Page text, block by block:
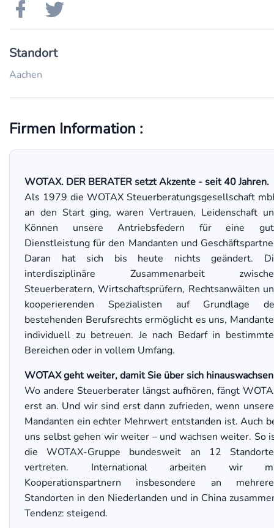
Standort
Aachen
Firmen Information :
WOTAX. DER BERATER setzt Akzente - seit 40 Jahren.
Als 1979 die WOTAX Steuerberatungsgesellschaft
an den Start ging, waren Vertrauen, Leidenschaft
Können unsere Antriebsfedern für eine
Dienstleistung für den Mandanten und
Daran hat sich bis heute nichts geändert.
interdisziplinäre Zusammenarbeit
Steuerberatern, Wirtschaftsprüfern, Rechtsanwälten
kooperierenden Spezialisten auf Grundlage
bestehenden Berufsrechts ermöglicht es uns,
individuell zu betreuen. Je nach Bedarf in
Bereichen oder in vollem Umfang.
WOTAX geht weiter, damit Sie über sich
Wo andere Steuerberater längst aufhören, fängt
erst an. Und wir sind erst dann zufrieden, wenn
Mandanten ein echter Mehrwert entstanden ist. Auch
uns selbst gehen wir weiter – und wachsen weiter. So
die WOTAX-Gruppe bundesweit an 12
vertreten. International arbeiten wir
Kooperationspartnern insbesondere an
Standorten in den Niederlanden und in China
Tendenz: steigend.